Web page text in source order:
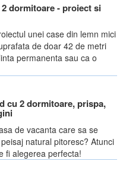
dormitoare - proiect si
unei case din lemn mici
de doar 42 de metri
permanenta sau ca o
cu 2 dormitoare, prispa,
de vacanta care sa se
natural pitoresc? Atunci
fi alegerea perfecta!